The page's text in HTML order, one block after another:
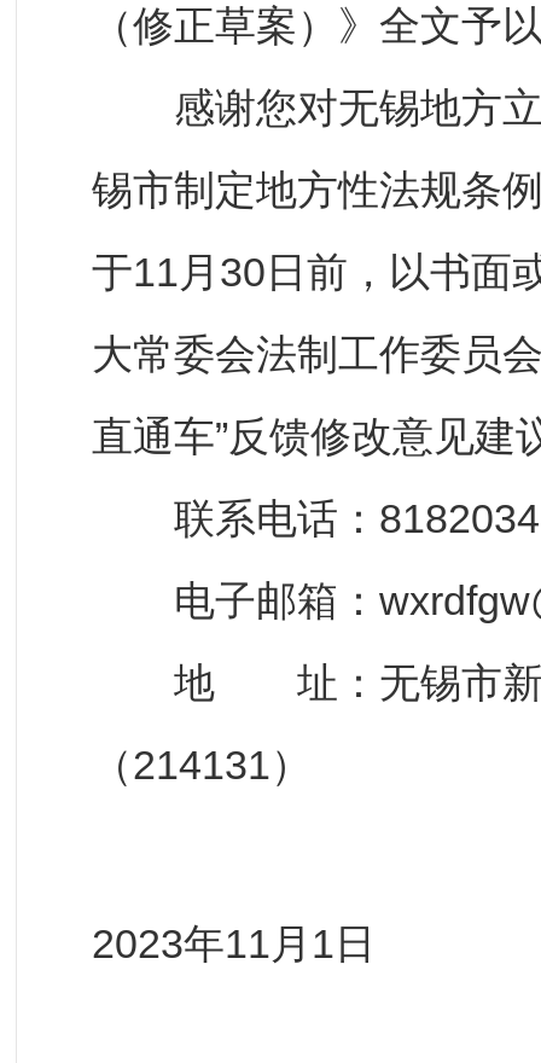
（修正草案）》全文予
感谢您对无锡地方立
锡市制定地方性法规条
于11月30日前，以书面
大常委会法制工作委员
直通车”反馈修改意见建
联系电话：
电子邮箱：
地 址：无锡市新金
（214131）
2023年11月1日